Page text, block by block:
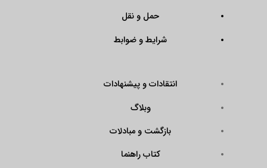
حمل و نقل
شرایط و ضوابط
انتقادات و پیشنهادات
وبلاگ
بازگشت و مبادلات
کتاب راهنما